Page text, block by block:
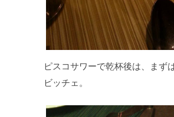
ピスコサワーで乾杯後は、まず
ビッチェ。